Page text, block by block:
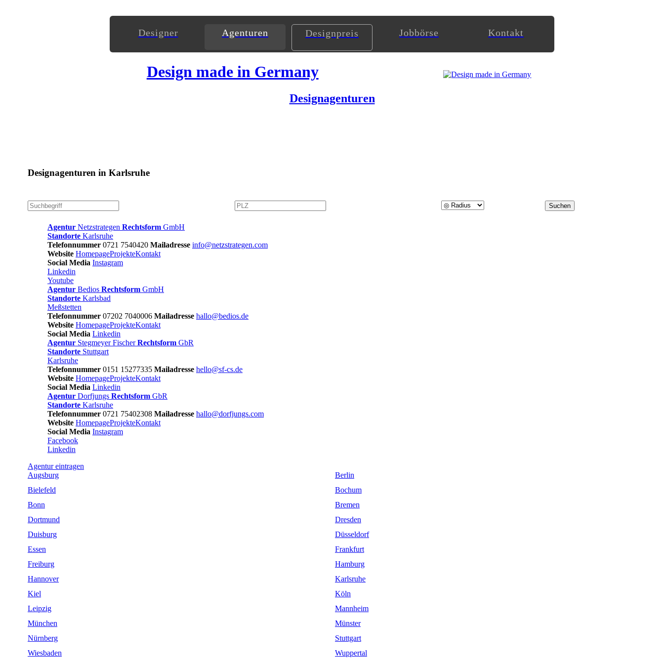
Designer Agenturen Designpreis Jobbörse Kontakt
Design made in Germany
Designagenturen
Designagenturen in Karlsruhe
Agentur Netzstrategen Rechtsform GmbH
Standorte Karlsruhe
Telefonnummer 0721 7540420 Mailadresse info@netzstrategen.com
Website HomepageProjekteKontakt
Social Media Instagram
Linkedin
Youtube
Agentur Bedios Rechtsform GmbH
Standorte Karlsbad
Meßstetten
Telefonnummer 07202 7040006 Mailadresse hallo@bedios.de
Website HomepageProjekteKontakt
Social Media Linkedin
Agentur Stegmeyer Fischer Rechtsform GbR
Standorte Stuttgart
Karlsruhe
Telefonnummer 0151 15277335 Mailadresse hello@sf-cs.de
Website HomepageProjekteKontakt
Social Media Linkedin
Agentur Dorfjungs Rechtsform GbR
Standorte Karlsruhe
Telefonnummer 0721 75402308 Mailadresse hallo@dorfjungs.com
Website HomepageProjekteKontakt
Social Media Instagram
Facebook
Linkedin
Agentureintragen
Augsburg
Berlin
Bielefeld
Bochum
Bonn
Bremen
Dortmund
Dresden
Duisburg
Düsseldorf
Essen
Frankfurt
Freiburg
Hamburg
Hannover
Karlsruhe
Kiel
Köln
Leipzig
Mannheim
München
Münster
Nürnberg
Stuttgart
Wiesbaden
Wuppertal